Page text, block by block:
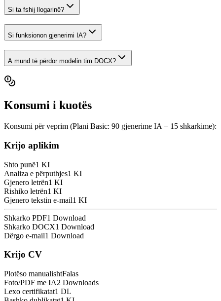
Si ta fshij llogarinë?
Si funksionon gjenerimi IA?
A mund të përdor modelin tim DOCX?
Konsumi i kuotës
Konsumi për veprim (Plani Basic: 90 gjenerime IA + 15 shkarkime):
Krijo aplikim
Shto punë1 KI
Analiza e përputhjes1 KI
Gjenero letrën1 KI
Rishiko letrën1 KI
Gjenero tekstin e-mail1 KI
Shkarko PDF1 Download
Shkarko DOCX1 Download
Dërgo e-mail1 Download
Krijo CV
Plotëso manualishtFalas
Foto/PDF me IA2 Downloads
Lexo certifikatat1 DL